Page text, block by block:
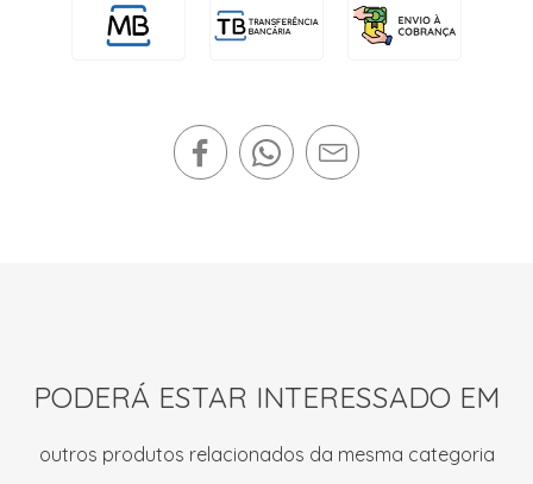
PODERÁ ESTAR INTERESSADO EM
outros produtos relacionados da mesma categoria